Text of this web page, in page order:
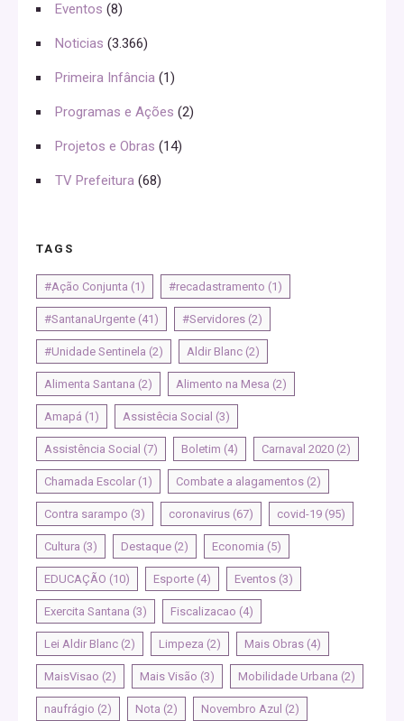
Eventos (8)
Noticias (3.366)
Primeira Infância (1)
Programas e Ações (2)
Projetos e Obras (14)
TV Prefeitura (68)
TAGS
#Ação Conjunta (1) #recadastramento (1)
#SantanaUrgente (41) #Servidores (2)
#Unidade Sentinela (2) Aldir Blanc (2)
Alimenta Santana (2) Alimento na Mesa (2)
Amapá (1) Assistêcia Social (3)
Assistência Social (7) Boletim (4) Carnaval 2020 (2)
Chamada Escolar (1) Combate a alagamentos (2)
Contra sarampo (3) coronavirus (67) covid-19 (95)
Cultura (3) Destaque (2) Economia (5)
EDUCAÇÃO (10) Esporte (4) Eventos (3)
Exercita Santana (3) Fiscalizacao (4)
Lei Aldir Blanc (2) Limpeza (2) Mais Obras (4)
MaisVisao (2) Mais Visão (3) Mobilidade Urbana (2)
naufrágio (2) Nota (2) Novembro Azul (2)